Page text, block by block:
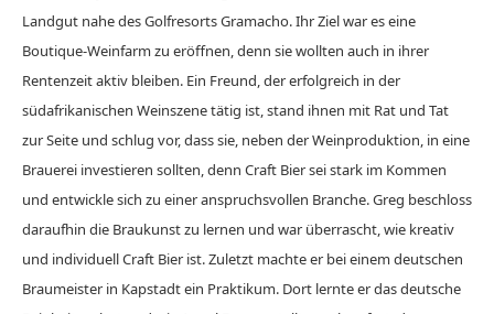
Landgut nahe des Golfresorts Gramacho. Ihr Ziel war es eine
Boutique-Weinfarm zu eröffnen, denn sie wollten auch in ihrer
Rentenzeit aktiv bleiben. Ein Freund, der erfolgreich in der
südafrikanischen Weinszene tätig ist, stand ihnen mit Rat und Tat
zur Seite und schlug vor, dass sie, neben der Weinproduktion, in eine
Brauerei investieren sollten, denn Craft Bier sei stark im Kommen
und entwickle sich zu einer anspruchsvollen Branche. Greg beschloss
daraufhin die Braukunst zu lernen und war überrascht, wie kreativ
und individuell Craft Bier ist. Zuletzt machte er bei einem deutschen
Braumeister in Kapstadt ein Praktikum. Dort lernte er das deutsche